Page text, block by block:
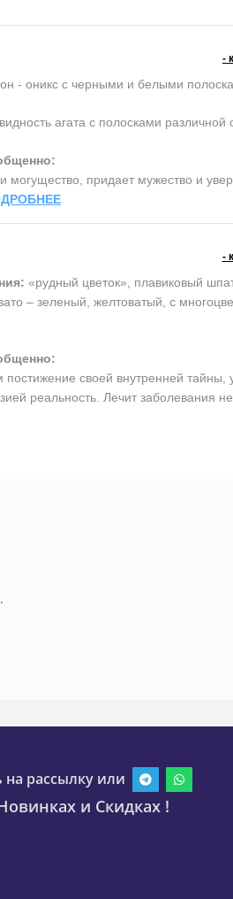
-
- оникс с черными и белыми
агата с полосками различной
придает мужество и
-
«рудный цветок», плавиковый
– зеленый, желтоватый, с
своей внутренней тайны,
реальность. Лечит заболевания
рассылку или
и Скидках !